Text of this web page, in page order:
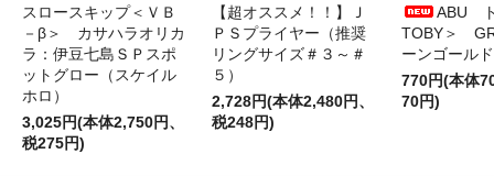
スロースキップ＜ＶＢ
－β＞ カサハラオリカ
ラ：伊豆七島ＳＰスポ
ットグロー（スケイル
ホロ）
3,025円(本体2,750円、
税275円)
【超オススメ！！】Ｊ
ＰＳプライヤー（推奨
リングサイズ＃３～＃
５）
2,728円(本体2,480円、
税248円)
ABU
TOBY＞
ーンゴールド
770円(本体
70円)